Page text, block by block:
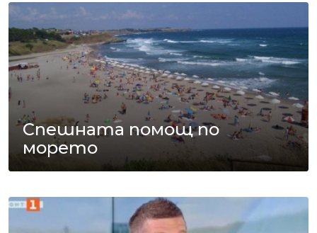
Спешната помощ по
морето